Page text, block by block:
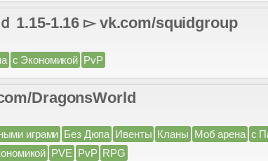
1.15-1.16 ▻ vk.com/squidgroup
с Экономикой PvP
DragonsWorld
играми Без Дюпа Ивенты Кланы Моб арена с
PVE PvP RPG